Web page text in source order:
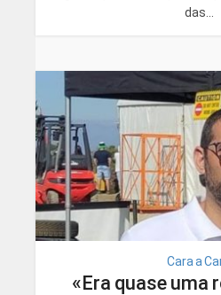
das...
Cara a
«Era quase uma